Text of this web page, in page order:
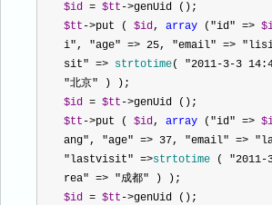
$id = $tt ->genUid ();
$tt ->put ( $id, array ( "id" =>
i", "age" => 25, "email" => "
sit" => strtotime( "2011-3-3
"北京" ) );
$id = $tt ->genUid ();
$tt ->put ( $id, array ( "id" =>
ang", "age" => 37, "email" => "
" lastvisit" =>strtotime ( "2011-
rea" => "成都" ) );
$id = $tt ->genUid ();